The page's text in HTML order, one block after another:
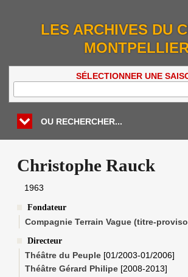
LES ARCHIVES DU
MONTPELLIER
SÉLECTIONNER UNE
OU RECHERCHER...
Christophe Rauck
1963
Fondateur
Compagnie Terrain Vague (titre-
Directeur
Théâtre du Peuple[01/2003-01/2006]
Théâtre Gérard Philipe[2008-2013]